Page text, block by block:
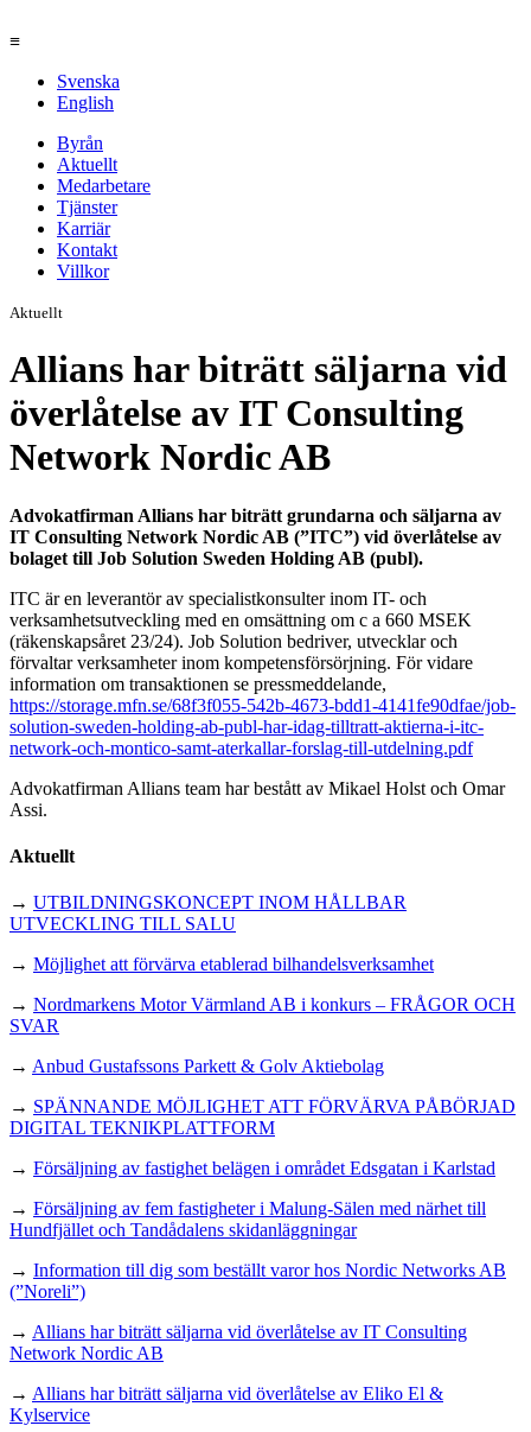
≡
Svenska
English
Byrån
Aktuellt
Medarbetare
Tjänster
Karriär
Kontakt
Villkor
Aktuellt
Allians har biträtt säljarna vid
överlåtelse av IT Consulting
Network Nordic AB
Advokatfirman Allians har biträtt grundarna och säljarna av
IT Consulting Network Nordic AB (”ITC”) vid överlåtelse av
bolaget till Job Solution Sweden Holding AB (publ).
ITC är en leverantör av specialistkonsulter inom IT- och
verksamhetsutveckling med en omsättning om c a 660 MSEK
(räkenskapsåret 23/24). Job Solution bedriver, utvecklar och
förvaltar verksamheter inom kompetensförsörjning. För vidare
information om transaktionen se pressmeddelande,
https://storage.mfn.se/68f3f055-542b-4673-bdd1-4141fe90dfae/job-
solution-sweden-holding-ab-publ-har-idag-tilltratt-aktierna-i-itc-
network-och-montico-samt-aterkallar-forslag-till-utdelning.pdf
Advokatfirman Allians team har bestått av Mikael Holst och Omar
Assi.
Aktuellt
→ UTBILDNINGSKONCEPT INOM HÅLLBAR
UTVECKLING TILL SALU
→ Möjlighet att förvärva etablerad bilhandelsverksamhet
→ Nordmarkens Motor Värmland AB i konkurs – FRÅGOR OCH
SVAR
→ Anbud Gustafssons Parkett & Golv Aktiebolag
→ SPÄNNANDE MÖJLIGHET ATT FÖRVÄRVA PÅBÖRJAD
DIGITAL TEKNIKPLATTFORM
→ Försäljning av fastighet belägen i området Edsgatan i Karlstad
→ Försäljning av fem fastigheter i Malung-Sälen med närhet till
Hundfjället och Tandådalens skidanläggningar
→ Information till dig som beställt varor hos Nordic Networks AB
(”Noreli”)
→ Allians har biträtt säljarna vid överlåtelse av IT Consulting
Network Nordic AB
→ Allians har biträtt säljarna vid överlåtelse av Eliko El &
Kylservice